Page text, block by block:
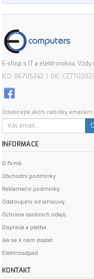
E-shop s IT a elektronikou. Vždy
IČO: 86705342 | DIČ:
Odebírejte akční nabídky emailem:
INFORMACE
O firmě
Obchodní podmínky
Reklamační podmínky
Odstoupení od smlouvy
Ochrana osobních údajů
Doprava a platba
Jak se k nám dostat
Elektroodpad
KONTAKT